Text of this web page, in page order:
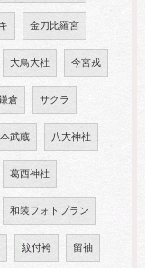
金刀比羅宮
大鳥大社 今宮戎
倉 サクラ
武蔵 八大神社
葛西神社
和装フォトプラン
紋付袴 留袖